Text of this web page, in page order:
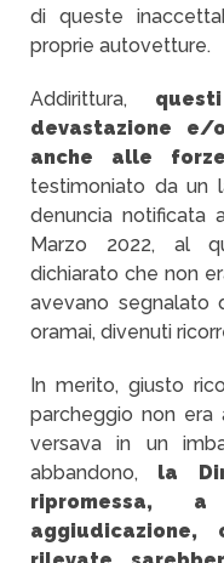
di queste
proprie autovetture.
Addirittura,
devastazione
anche alle
testimoniato da un
denuncia notificata
Marzo 2022, al
dichiarato che non
avevano segnalato
oramai, divenuti
In merito, giusto
parcheggio non
versava in un
abbandono, la
ripromessa, a